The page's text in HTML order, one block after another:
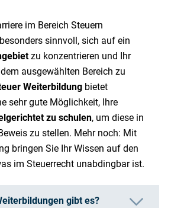
im Bereich Steuern
sinnvoll, sich auf ein
zu konzentrieren und Ihr
ausgewählten Bereich zu
Weiterbildung bietet
sehr gute Möglichkeit, Ihre
zu schulen, um diese in
zu stellen. Mehr noch: Mit
bringen Sie Ihr Wissen auf den
im Steuerrecht unabdingbar ist.
gibt es?